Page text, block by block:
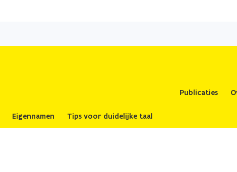
naar
Publicaties
Eigennamen Tips voor duidelijke taal